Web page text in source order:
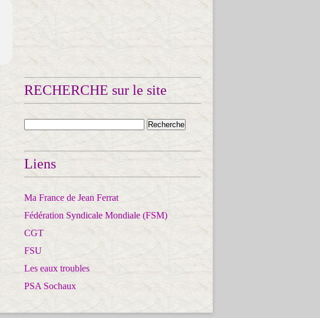
RECHERCHE sur le site
Liens
Ma France de Jean Ferrat
Fédération Syndicale Mondiale (FSM)
CGT
FSU
Les eaux troubles
PSA Sochaux